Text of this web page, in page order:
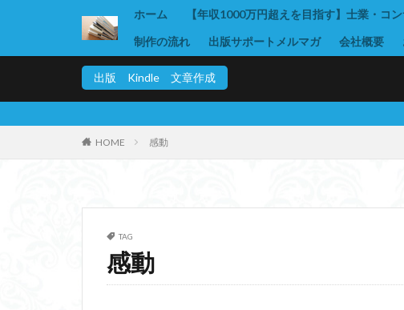
ホーム 【年収1000万円超えを目指す】士業・コ
制作の流れ
出版サポートメルマガ 会社概要
出版 Kindle 文章作成
HOME 感動
TAG
感動